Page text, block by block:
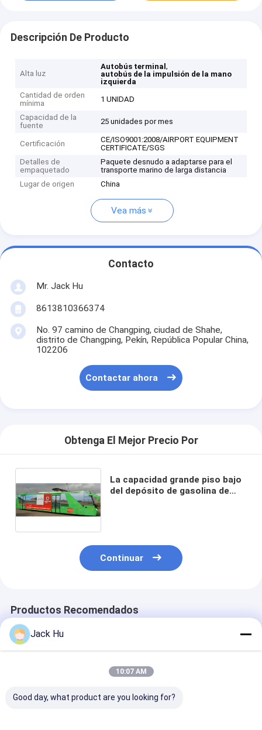
Descripción De Producto
Alta luz
Autobús terminal,
autobús de la impulsión de la mano
izquierda
Cantidad de orden
mínima
1 UNIDAD
Capacidad de la
fuente
25 unidades por mes
Certificación
CE/ISO9001:2008/AIRPORT EQUIPMENT
CERTIFICATE/SGS
Detalles de
empaquetado
Paquete desnudo a adaptarse para el
transporte marino de larga distancia
Lugar de origen
China
Vea más
Contacto
Mr. Jack Hu
8613810366374
No. 97 camino de Changping, ciudad de Shahe,
distrito de Changping, Pekín, República Popular China,
102206
Contactar ahora
Obtenga El Mejor Precio Por
La capacidad grande piso bajo
del depósito de gasolina de
Continuar
Productos Recomendados
Jack Hu
10:07 AM
Good day, what product are you looking for?